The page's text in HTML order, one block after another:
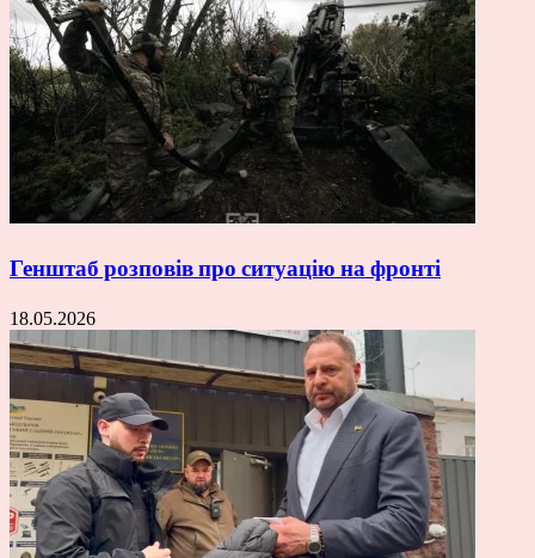
Генштаб розповів про ситуацію на фронті
18.05.2026